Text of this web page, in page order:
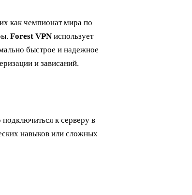
как чемпионат мира по
Forest VPN использует
быстрое и надежное
и зависаний.
к серверу в
навыков или сложных